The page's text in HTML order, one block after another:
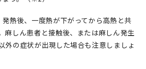
熱後、一度熱が下がってから高熱と共
麻しん患者と接触後、または麻しん発生
外の症状が出現した場合も注意しましょ